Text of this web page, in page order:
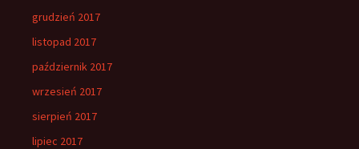
grudzień 2017
listopad 2017
październik 2017
wrzesień 2017
sierpień 2017
lipiec 2017